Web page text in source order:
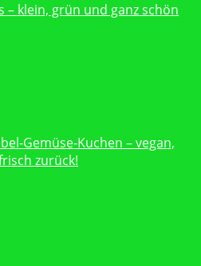
– klein, grün und ganz schön
Gemüse-Kuchen – vegan,
zurück!